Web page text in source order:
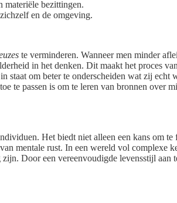
materiële bezittingen.
en de omgeving.
te verminderen. Wanneer men minder
in het denken. Dit maakt het proces
staat om beter te onderscheiden wat zij echt
te passen is om te leren van bronnen over
Het biedt niet alleen een kans om te
mentale rust. In een wereld vol complexe
zijn. Door een vereenvoudigde levensstijl aan